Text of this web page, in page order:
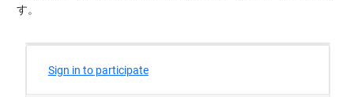
す。